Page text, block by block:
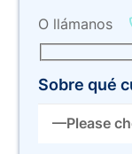
O llámanos
Sobre qué